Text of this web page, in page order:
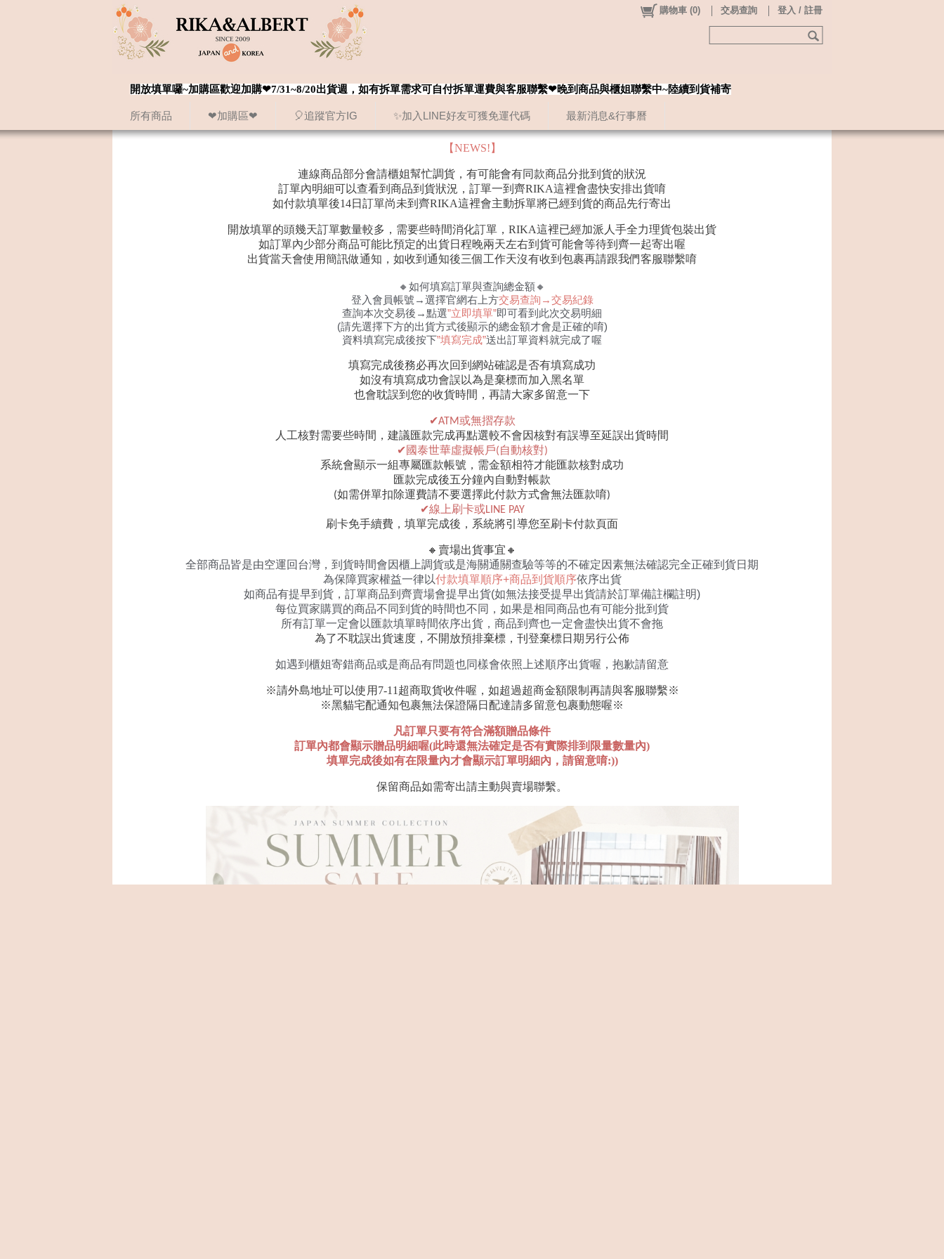
所有商品 ❤加購區❤ 🎈追蹤官方IG ✨加入LINE好友可獲免運代碼 最新消息&行事曆
購物車 (0) 交易查詢 登入 / 註冊
開放填單囉~加購區歡迎加購❤7/31~8/20出貨週，如有拆單需求可自付拆單運費與客服聯繫❤晚到商品與櫃姐聯繫中~陸續到貨補寄